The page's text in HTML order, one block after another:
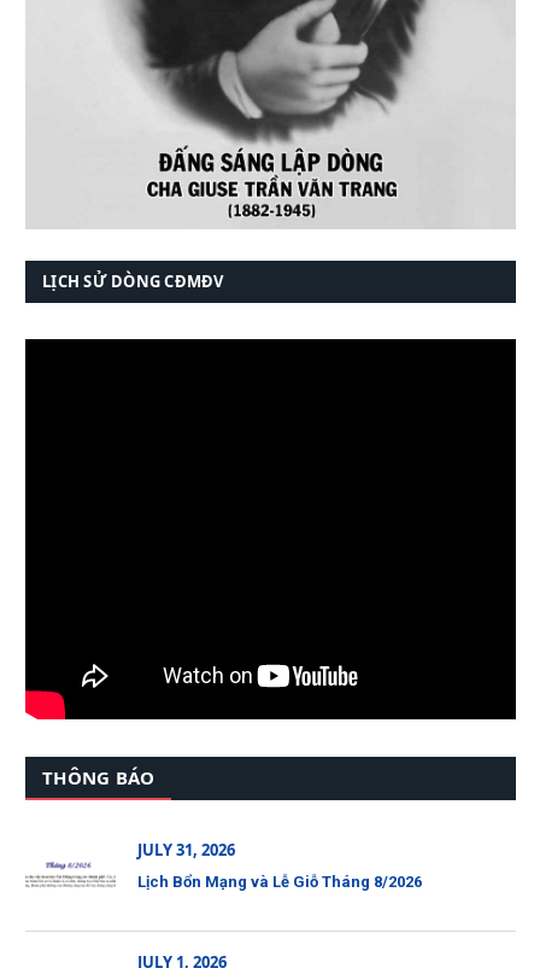
LỊCH SỬ DÒNG CĐMĐV
THÔNG BÁO
JULY 31, 2026
Lịch Bổn Mạng và Lễ Giỗ Tháng 8/2026
JULY 1, 2026